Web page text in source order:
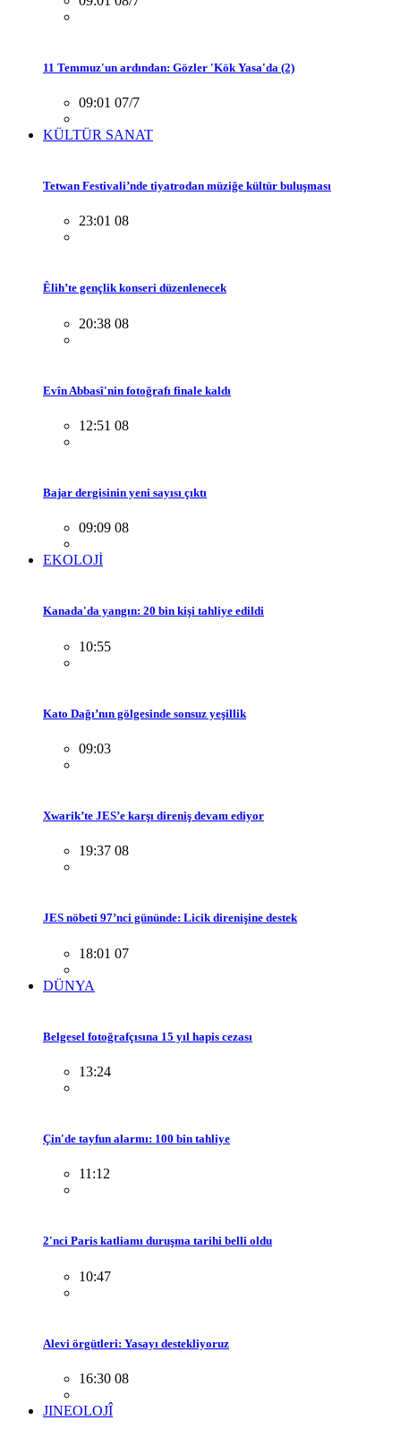
11 Temmuz'un ardından: Gözler 'Kök Yasa'da (2)
09:01 07/7
KÜLTÜR SANAT
Tetwan Festivali’nde tiyatrodan müziğe kültür buluşması
23:01 08
Êlih’te gençlik konseri düzenlenecek
20:38 08
Evîn Abbasî'nin fotoğrafı finale kaldı
12:51 08
Bajar dergisinin yeni sayısı çıktı
09:09 08
EKOLOJİ
Kanada'da yangın: 20 bin kişi tahliye edildi
10:55
Kato Dağı’nın gölgesinde sonsuz yeşillik
09:03
Xwarik’te JES’e karşı direniş devam ediyor
19:37 08
JES nöbeti 97’nci gününde: Licik direnişine destek
18:01 07
DÜNYA
Belgesel fotoğrafçısına 15 yıl hapis cezası
13:24
Çin'de tayfun alarmı: 100 bin tahliye
11:12
2'nci Paris katliamı duruşma tarihi belli oldu
10:47
Alevi örgütleri: Yasayı destekliyoruz
16:30 08
JINEOLOJÎ